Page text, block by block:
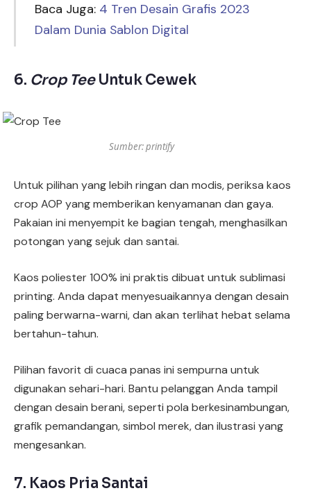
Baca Juga: 4 Tren Desain Grafis 2023
Dalam Dunia Sablon Digital
6. Crop TeeUntuk Cewek
Sumber: printify
Untuk pilihan yang lebih ringan dan modis, periksa kaos
crop AOP yang memberikan kenyamanan dan gaya.
Pakaian ini menyempit ke bagian tengah, menghasilkan
potongan yang sejuk dan santai.
Kaos poliester 100% ini praktis dibuat untuk sublimasi
printing. Anda dapat menyesuaikannya dengan desain
paling berwarna-warni, dan akan terlihat hebat selama
bertahun-tahun.
Pilihan favorit di cuaca panas ini sempurna untuk
digunakan sehari-hari. Bantu pelanggan Anda tampil
dengan desain berani, seperti pola berkesinambungan,
grafik pemandangan, simbol merek, dan ilustrasi yang
mengesankan.
7. Kaos Pria Santai